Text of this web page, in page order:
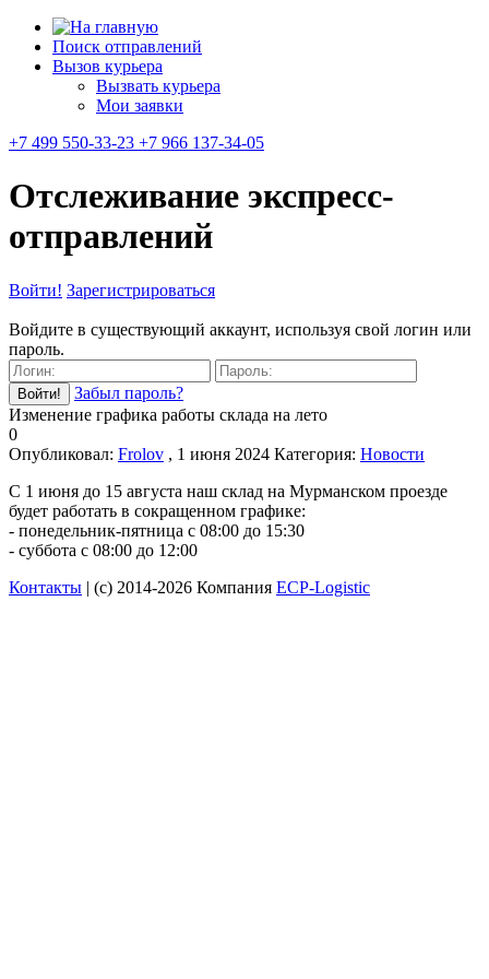
Поиск отправлений
Вызов курьера
Вызвать курьера
Мои заявки
+7 499 550-33-23 +7 966 137-34-05
Отслеживание экспресс-
отправлений
Войти! Зарегистрироваться
Войдите в существующий аккаунт, используя свой логин или
пароль.
Забыл пароль?
Изменение графика работы склада на лето
0
Опубликовал: Frolov , 1 июня 2024 Категория: Новости
С 1 июня до 15 августа наш склад на Мурманском проезде
будет работать в сокращенном графике:
- понедельник-пятница с 08:00 до 15:30
- суббота с 08:00 до 12:00
Контакты | (c) 2014-2026 Компания ECP-Logistic